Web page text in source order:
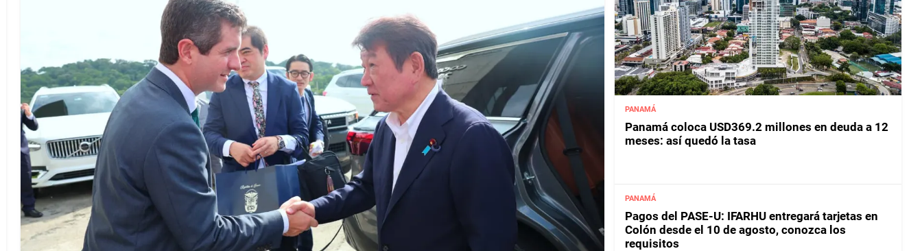
PANAMÁ
Panamá coloca USD369.2 millones en deuda a 12
meses: así quedó la tasa
PANAMÁ
Pagos del PASE-U: IFARHU entregará tarjetas en
Colón desde el 10 de agosto, conozca los
requisitos